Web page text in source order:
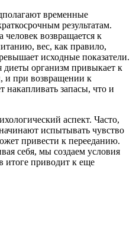
временные
результатам.
человек возвращается к
вес, как правило,
исходные показатели.
диеты организм привыкает к
и при возвращении к
накапливать запасы, что и
аспект. Часто,
испытывать чувство
привести к перееданию.
себя, мы создаем условия
итоге приводит к еще